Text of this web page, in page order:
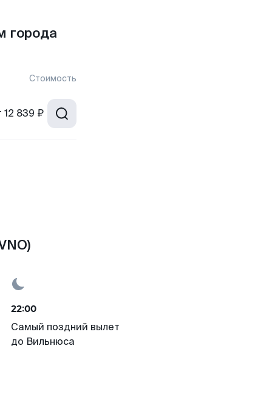
города
Стоимость
12 839 ₽
22:00
Самый поздний вылет
до Вильнюса